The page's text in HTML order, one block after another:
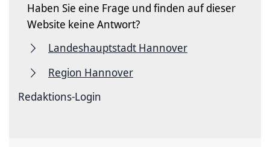
Haben Sie eine Frage und finden auf dieser
Website keine Antwort?
Landeshauptstadt Hannover
Region Hannover
Redaktions-Login